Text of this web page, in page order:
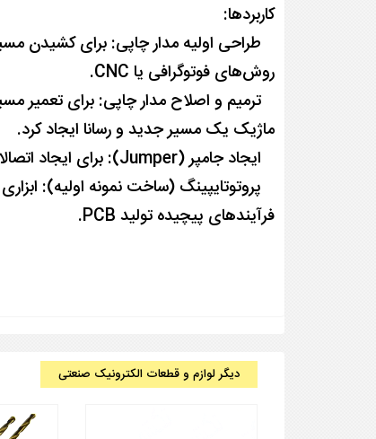
کاربردها:
طراحی اولیه مدار چاپی: برای کشیدن
روش‌های فوتوگرافی یا CNC.
ترمیم و اصلاح مدار چاپی: برای تعمیر
ماژیک یک مسیر جدید و رسانا ایجاد کرد.
ایجاد جامپر (Jumper): برای ایجاد اتصالات کوتاه یا پل‌های رسانا بین نقاط مختلف روی برد.
پروتوتایپینگ (ساخت نمونه اولیه):
فرآیندهای پیچیده تولید PCB.
دیگر لوازم و قطعات الکترونیک صنعتی